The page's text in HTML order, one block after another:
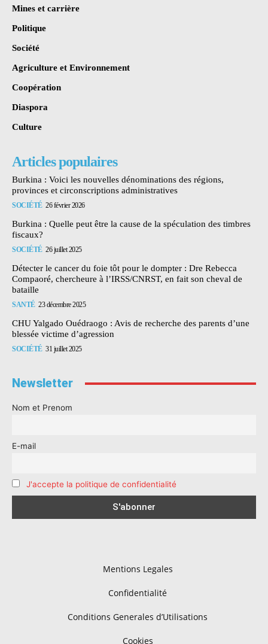
Mines et carrière
Politique
Société
Agriculture et Environnement
Coopération
Diaspora
Culture
Articles populaires
Burkina : Voici les nouvelles dénominations des régions,
provinces et circonscriptions administratives
SOCIÉTÉ 26 février 2026
Burkina : Quelle peut être la cause de la spéculation des timbres
fiscaux?
SOCIÉTÉ 26 juillet 2025
Détecter le cancer du foie tôt pour le dompter : Dre Rebecca
Compaoré, chercheure à l’IRSS/CNRST, en fait son cheval de
bataille
SANTÉ 23 décembre 2025
CHU Yalgado Ouédraogo : Avis de recherche des parents d’une
blessée victime d’agression
SOCIÉTÉ 31 juillet 2025
Newsletter
Nom et Prenom
E-mail
J'accepte la politique de confidentialité
Mentions Legales
Confidentialité
Conditions Generales d’Utilisations
Cookies